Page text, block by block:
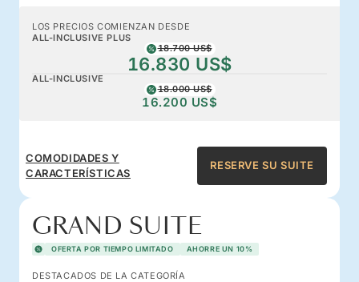
LOS PRECIOS COMIENZAN DESDE
ALL-INCLUSIVE PLUS
18.700 US$
16.830 US$
ALL-INCLUSIVE
18.000 US$
16.200 US$
COMODIDADES Y
CARACTERÍSTICAS
RESERVE SU SUITE
GRAND SUITE
OFERTA POR TIEMPO LIMITADO AHORRE UN 10%
DESTACADOS DE LA CATEGORÍA